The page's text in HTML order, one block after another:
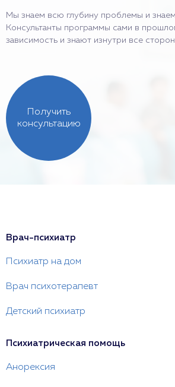
Мы знаем всю глубину проблемы и
Консультанты программы сами в
зависимость и знают изнутри все
Получить
консультацию
Врач-психиатр
Психиатр на дом
Врач психотерапевт
Детский психиатр
Психиатрическая помощь
Анорексия